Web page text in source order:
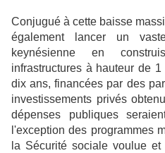
Conjugué à cette baisse
également lancer un
keynésienne en
infrastructures à hauteur de
dix ans, financées par des
investissements privés
dépenses publiques
l'exception des programmes
la Sécurité sociale voulue